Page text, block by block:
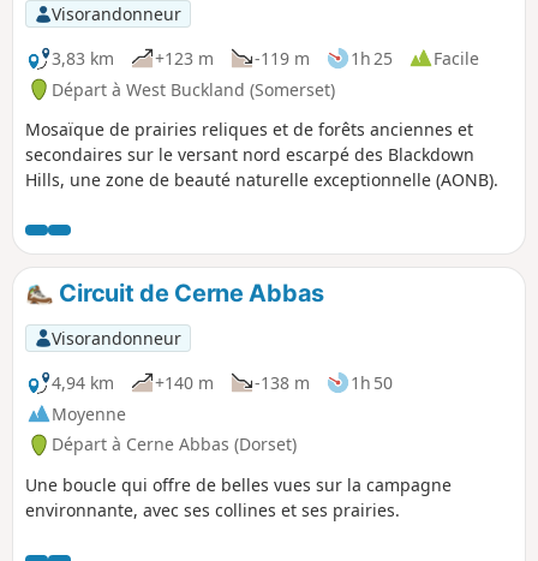
Visorandonneur
3,83 km
+123 m -119 m 1h 25
Facile
Départ à West Buckland (Somerset)
Mosaïque de prairies reliques et de forêts anciennes et
secondaires sur le versant nord escarpé des Blackdown
Hills, une zone de beauté naturelle exceptionnelle (AONB).
Circuit de Cerne Abbas
Visorandonneur
4,94 km
+140 m -138 m
1h 50
Moyenne
Départ à Cerne Abbas (Dorset)
Une boucle qui offre de belles vues sur la campagne
environnante, avec ses collines et ses prairies.